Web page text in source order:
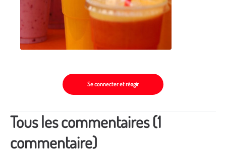
Se connecter et réagir
Tous les commentaires (1
commentaire)